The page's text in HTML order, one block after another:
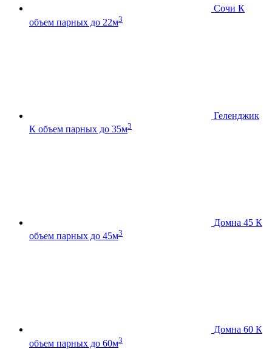
Сочи К
объем парных до 22м3
Геленджик
К объем парных до 35м3
Домна 45 К
объем парных до 45м3
Домна 60 К
объем парных до 60м3